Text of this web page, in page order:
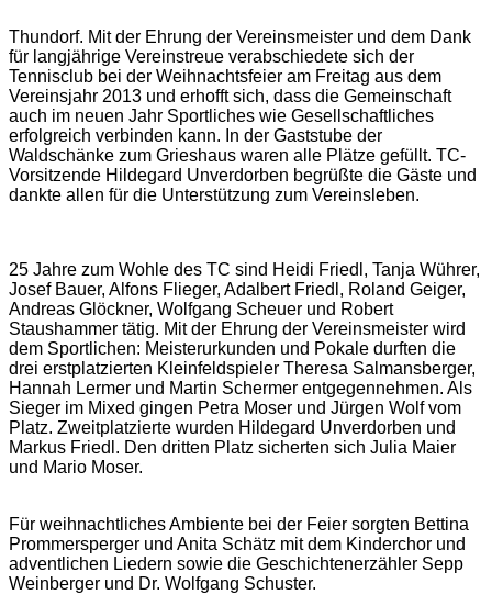
Thundorf. Mit der Ehrung der Vereinsmeister und dem Dank
für langjährige Vereinstreue verabschiedete sich der
Tennisclub bei der Weihnachtsfeier am Freitag aus dem
Vereinsjahr 2013 und erhofft sich, dass die Gemeinschaft
auch im neuen Jahr Sportliches wie Gesellschaftliches
erfolgreich verbinden kann. In der Gaststube der
Waldschänke zum Grieshaus waren alle Plätze gefüllt. TC-
Vorsitzende Hildegard Unverdorben begrüßte die Gäste und
dankte allen für die Unterstützung zum Vereinsleben.
25 Jahre zum Wohle des TC sind Heidi Friedl, Tanja Wührer,
Josef Bauer, Alfons Flieger, Adalbert Friedl, Roland Geiger,
Andreas Glöckner, Wolfgang Scheuer und Robert
Staushammer tätig. Mit der Ehrung der Vereinsmeister wird
dem Sportlichen: Meisterurkunden und Pokale durften die
drei erstplatzierten Kleinfeldspieler Theresa Salmansberger,
Hannah Lermer und Martin Schermer entgegennehmen. Als
Sieger im Mixed gingen Petra Moser und Jürgen Wolf vom
Platz. Zweitplatzierte wurden Hildegard Unverdorben und
Markus Friedl. Den dritten Platz sicherten sich Julia Maier
und Mario Moser.
Für weihnachtliches Ambiente bei der Feier sorgten Bettina
Prommersperger und Anita Schätz mit dem Kinderchor und
adventlichen Liedern sowie die Geschichtenerzähler Sepp
Weinberger und Dr. Wolfgang Schuster.